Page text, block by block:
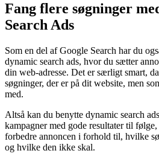
Fang flere søgninger
Search Ads
Som en del af Google Search har du
dynamic search ads, hvor du sætter
din web-adresse. Det er særligt smart,
søgninger, der er på dit website, men
med.
Altså kan du benytte dynamic search
kampagner med gode resultater til
forbedre annoncen i forhold til, hvilke
og hvilke den ikke skal.